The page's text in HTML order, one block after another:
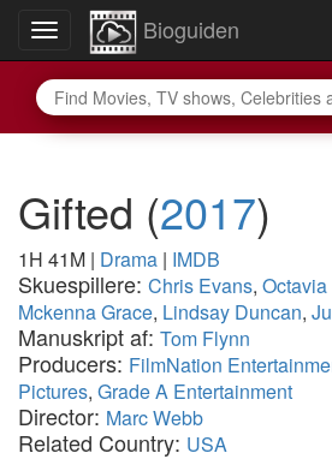
Toggle
navigation
Bioguiden
Gifted (2017)
1H 41M | Drama | IMDB
Skuespillere: Chris Evans,
Mckenna Grace, Lindsay Duncan,
Manuskript af: Tom Flynn
Producers: FilmNation
Pictures, Grade A Entertainment
Director: Marc Webb
Related Country: USA